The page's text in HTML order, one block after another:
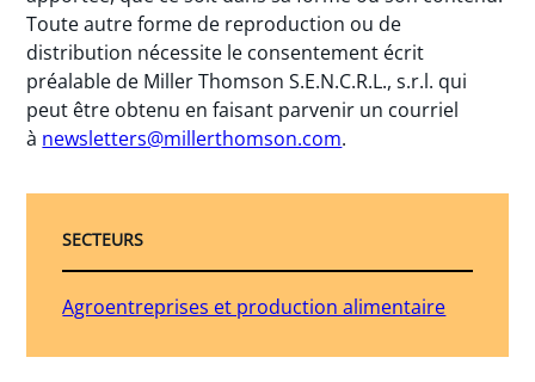
Toute autre forme de reproduction ou de
distribution nécessite le consentement écrit
préalable de Miller Thomson S.E.N.C.R.L., s.r.l. qui
peut être obtenu en faisant parvenir un courriel
à newsletters@millerthomson.com.
SECTEURS
Agroentreprises et production alimentaire